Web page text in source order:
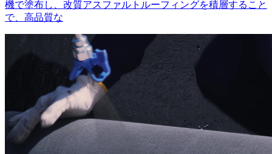
機で塗布し、改質アスファルトルーフィングを積層すること
で、高品質な